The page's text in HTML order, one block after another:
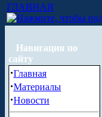
ГЛАВНАЯ
Навигация по
сайту
·Главная
·Материалы
·Новости